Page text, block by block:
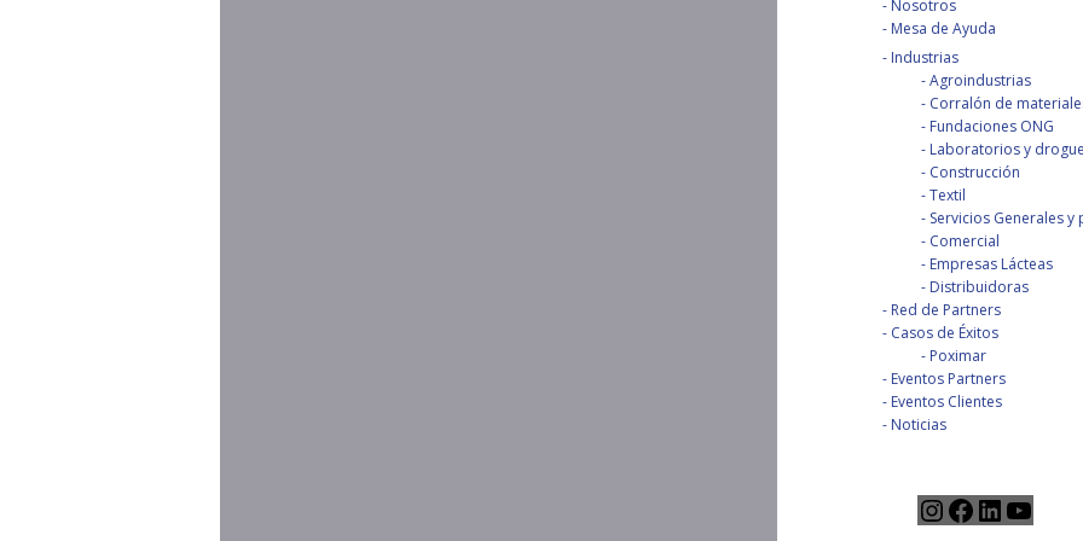
Nosotros
Mesa de Ayuda
Industrias
Agroindustrias
Corralón de
Fundaciones ONG
Laboratorios y
Construcción
Textil
Servicios Generales
Comercial
Empresas Lácteas
Distribuidoras
Red de Partners
Casos de Éxitos
Poximar
Eventos Partners
Eventos Clientes
Noticias
Instagram
Facebook
LinkedIn